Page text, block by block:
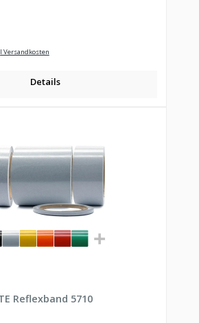
Versandkosten
Details
Reflexband 5710